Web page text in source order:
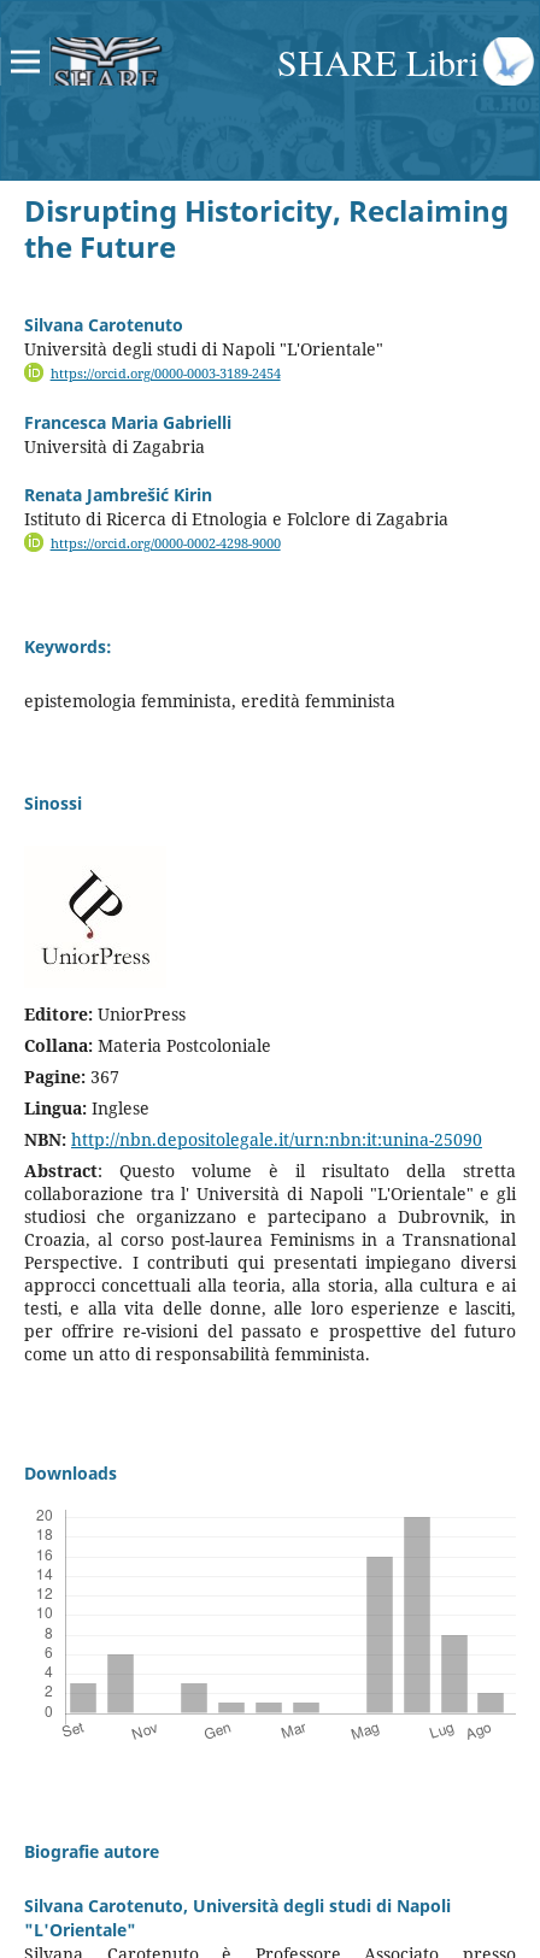
SHARE Libri
Disrupting Historicity, Reclaiming
the Future
Silvana Carotenuto
Università degli studi di Napoli "L'Orientale"
https://orcid.org/0000-0003-3189-2454
Francesca Maria Gabrielli
Università di Zagabria
Renata Jambrešić Kirin
Istituto di Ricerca di Etnologia e Folclore di Zagabria
https://orcid.org/0000-0002-4298-9000
Keywords:
epistemologia femminista, eredità femminista
Sinossi
Editore:UniorPress
Collana:Materia Postcoloniale
Pagine:367
Lingua:Inglese
NBN: http://nbn.depositolegale.it/urn:nbn:it:unina-25090
Abstract: Questo volume è il risultato della stretta
collaborazione tra l' Università di Napoli "L'Orientale" e gli
studiosi che organizzano e partecipano a Dubrovnik, in
Croazia, al corso post-laurea Feminisms in a Transnational
Perspective. I contributi qui presentati impiegano diversi
approcci concettuali alla teoria, alla storia, alla cultura e ai
testi, e alla vita delle donne, alle loro esperienze e lasciti,
per offrire re-visioni del passato e prospettive del futuro
come un atto di responsabilità femminista.
Downloads
Biografie autore
Silvana Carotenuto, Università degli studi di Napoli
"L'Orientale"